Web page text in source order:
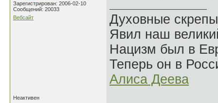
Зарегистрирован: 2006-02-10
Сообщений: 20033
Вебсайт
Духовные
Явил наш
Нацизм был в
Теперь он в
Алиса Деева
Неактивен